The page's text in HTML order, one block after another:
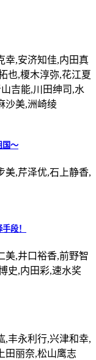
幸,安济知佳,内田真
也,榎木淳弥,花江夏
吉能,川田绅司,水
沙美,洲崎绫
国～
美,芹泽优,石上静香,
段！
美,井口裕香,前野智
史,内田彩,速水奖
,丰永利行,兴津和幸,
田丽奈,松山鹰志